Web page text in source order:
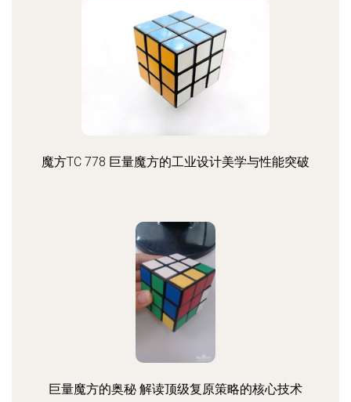
魔方TC 778 巨量魔方的工业设计美学与性能突破
巨量魔方的奥秘 解读顶级复原策略的核心技术